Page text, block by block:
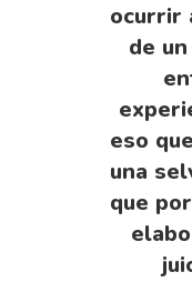
ocurrir
de
eso
una
que